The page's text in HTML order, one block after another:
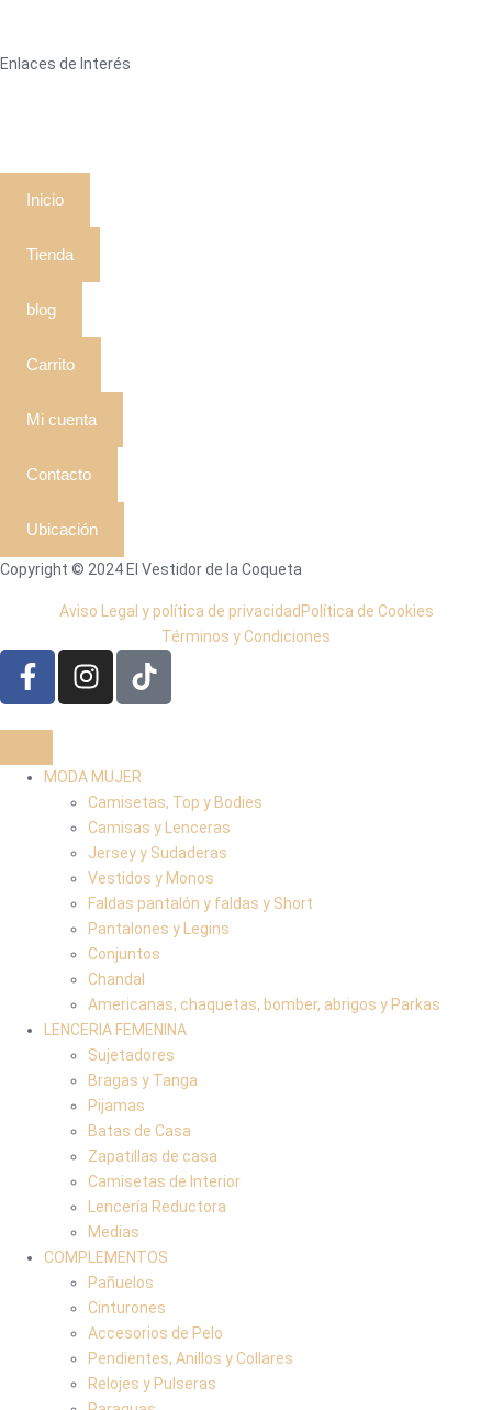
Enlaces de Interés
Inicio
Tienda
blog
Carrito
Mi cuenta
Contacto
Ubicación
Copyright © 2024 El Vestidor de la Coqueta
Aviso Legal y política de privacidad Política de Cookies
Términos y Condiciones
MODA MUJER
Camisetas, Top y Bodies
Camisas y Lenceras
Jersey y Sudaderas
Vestidos y Monos
Faldas pantalón y faldas y Short
Pantalones y Legins
Conjuntos
Chandal
Americanas, chaquetas, bomber, abrigos y Parkas
LENCERIA FEMENINA
Sujetadores
Bragas y Tanga
Pijamas
Batas de Casa
Zapatillas de casa
Camisetas de Interior
Lencería Reductora
Medias
COMPLEMENTOS
Pañuelos
Cinturones
Accesorios de Pelo
Pendientes, Anillos y Collares
Relojes y Pulseras